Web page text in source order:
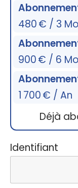
480 € / 3
900 € / 6
1 700 € / An
Déjà
Identifiant